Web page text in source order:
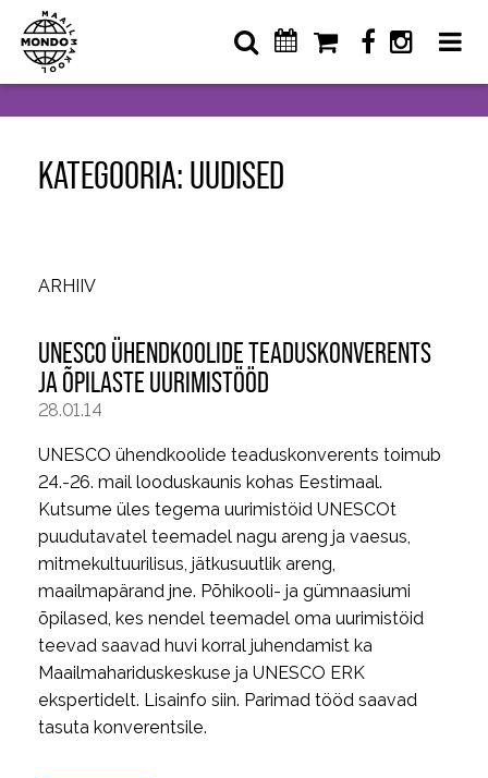
KATEGOORIA: UUDISED
ARHIIV
UNESCO ÜHENDKOOLIDE TEADUSKONVERENTS
JA ÕPILASTE UURIMISTÖÖD
28.01.14
UNESCO ühendkoolide teaduskonverents toimub
24.-26. mail looduskaunis kohas Eestimaal.
Kutsume üles tegema uurimistöid UNESCOt
puudutavatel teemadel nagu areng ja vaesus,
mitmekultuurilisus, jätkusuutlik areng,
maailmapärand jne. Põhikooli- ja gümnaasiumi
õpilased, kes nendel teemadel oma uurimistöid
teevad saavad huvi korral juhendamist ka
Maailmahariduskeskuse ja UNESCO ERK
ekspertidelt. Lisainfo siin. Parimad tööd saavad
tasuta konverentsile.